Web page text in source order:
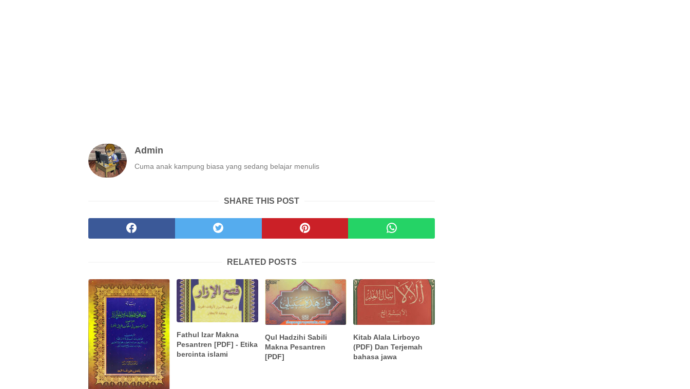
Admin
Cuma anak kampung biasa yang sedang belajar menulis
SHARE THIS POST
RELATED POSTS
Fathul Izar Makna
Pesantren [PDF] - Etika
bercinta islami
Qul Hadzihi Sabili
Makna Pesantren
[PDF]
Kitab Alala Lirboyo
(PDF) Dan Terjemah
bahasa jawa